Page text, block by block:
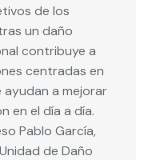
de los
un daño
contribuye a
centradas en
a mejorar
en el día a día.
Pablo García,
de Daño